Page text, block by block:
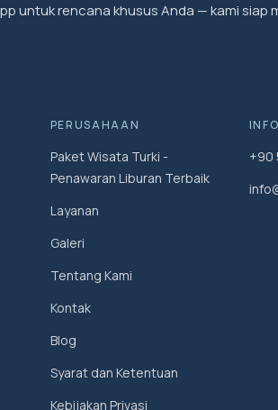
untuk rencana khusus Anda — kami siap
PERUSAHAAN
Paket Wisata Turki -
Penawaran Liburan Terbaik
Layanan
Galeri
Tentang Kami
Kontak
Blog
Syarat dan Ketentuan
Kebijakan Privasi
+90